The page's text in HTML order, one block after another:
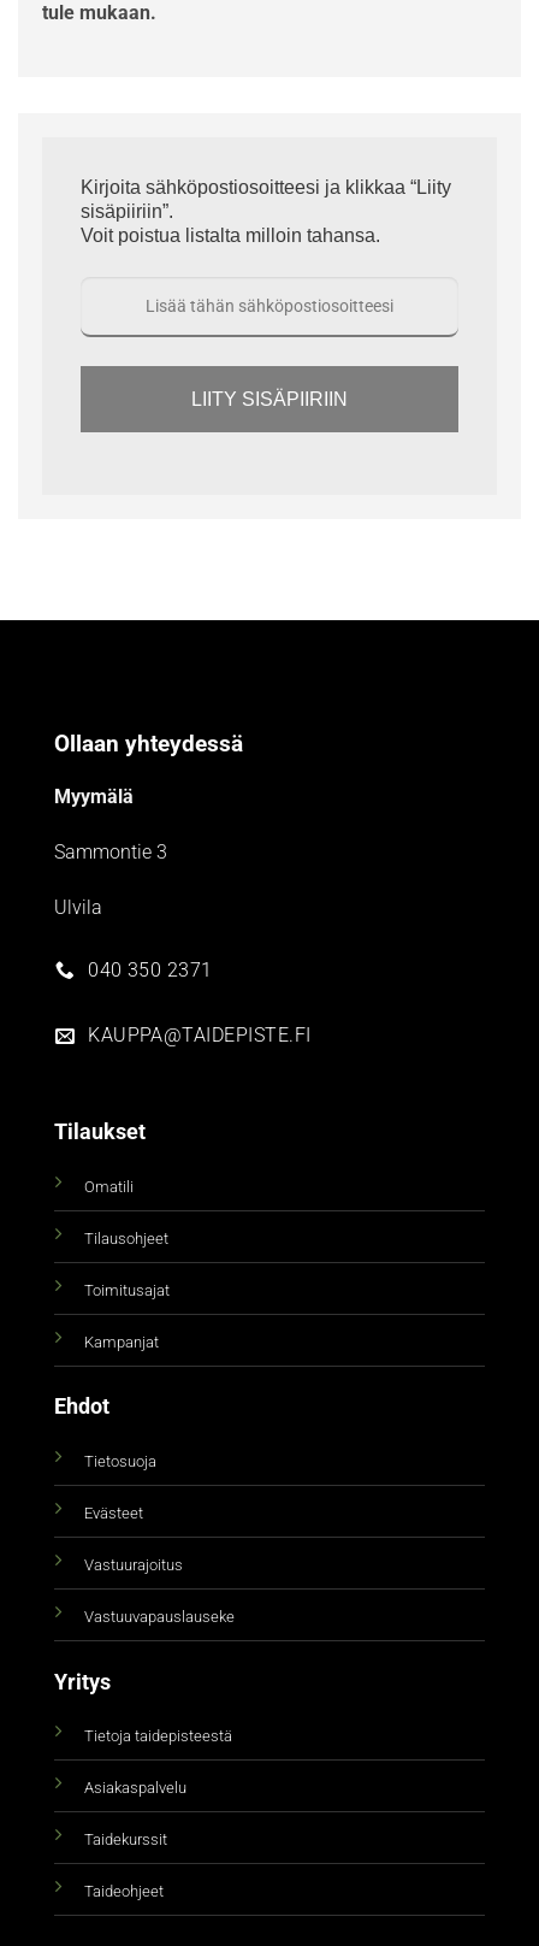
tule mukaan.
Kirjoita sähköpostiosoitteesi ja klikkaa “Liity
sisäpiiriin”.
Voit poistua listalta milloin tahansa.
LIITY SISÄPIIRIIN
Ollaan yhteydessä
Myymälä
Sammontie 3
Ulvila
040 350 2371
KAUPPA@TAIDEPISTE.FI
Tilaukset
Omatili
Tilausohjeet
Toimitusajat
Kampanjat
Ehdot
Tietosuoja
Evästeet
Vastuurajoitus
Vastuuvapauslauseke
Yritys
Tietoja taidepisteestä
Asiakaspalvelu
Taidekurssit
Taideohjeet